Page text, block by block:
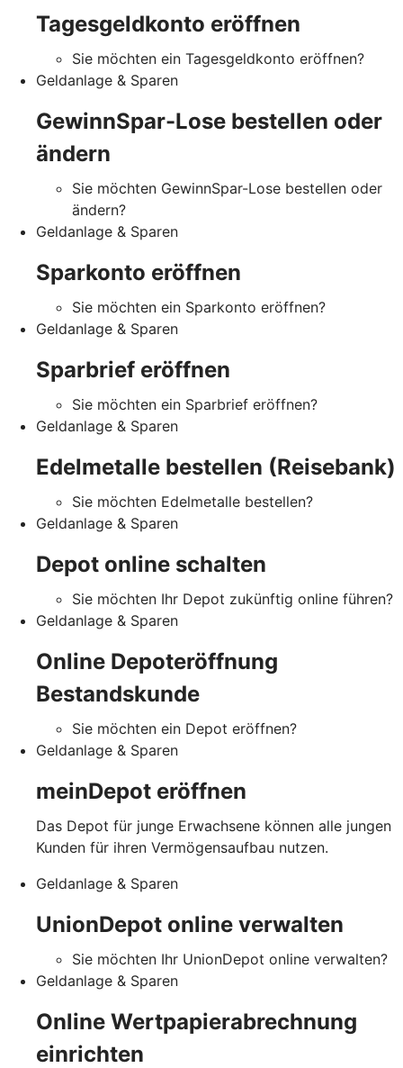
Tagesgeldkonto eröffnen
Sie möchten ein Tagesgeldkonto eröffnen?
Geldanlage & Sparen
GewinnSpar-Lose bestellen oder
ändern
Sie möchten GewinnSpar-Lose bestellen oder
ändern?
Geldanlage & Sparen
Sparkonto eröffnen
Sie möchten ein Sparkonto eröffnen?
Geldanlage & Sparen
Sparbrief eröffnen
Sie möchten ein Sparbrief eröffnen?
Geldanlage & Sparen
Edelmetalle bestellen (Reisebank)
Sie möchten Edelmetalle bestellen?
Geldanlage & Sparen
Depot online schalten
Sie möchten Ihr Depot zukünftig online führen?
Geldanlage & Sparen
Online Depoteröffnung
Bestandskunde
Sie möchten ein Depot eröffnen?
Geldanlage & Sparen
meinDepot eröffnen
Das Depot für junge Erwachsene können alle jungen
Kunden für ihren Vermögensaufbau nutzen.
Geldanlage & Sparen
UnionDepot online verwalten
Sie möchten Ihr UnionDepot online verwalten?
Geldanlage & Sparen
Online Wertpapierabrechnung
einrichten